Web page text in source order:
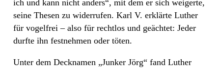
ich und kann nicht anders“, mit dem er sich weigerte,
seine Thesen zu widerrufen. Karl V. erklärte Luther
für vogelfrei – also für rechtlos und geächtet: Jeder
durfte ihn festnehmen oder töten.
Unter dem Decknamen „Junker Jörg“ fand Luther